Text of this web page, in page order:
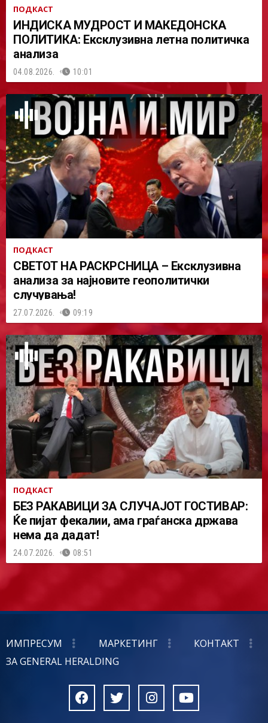
ПОДКАСТ
ИНДИСКА МУДРОСТ И МАКЕДОНСКА
ПОЛИТИКА: Ексклузивна летна политичка
анализа
04.08.2026. 10:01
ПОДКАСТ
СВЕТОТ НА РАСКРСНИЦА – Ексклузивна
анализа за најновите геополитички
случувања!
27.07.2026. 09:19
ПОДКАСТ
БЕЗ РАКАВИЦИ ЗА СЛУЧАЈОТ ГОСТИВАР:
Ќе пијат фекалии, ама граѓанска држава
нема да дадат!
24.07.2026. 08:51
ИМПРЕСУМ МАРКЕТИНГ
КОНТАКТ
ЗА GENERAL HERALDING